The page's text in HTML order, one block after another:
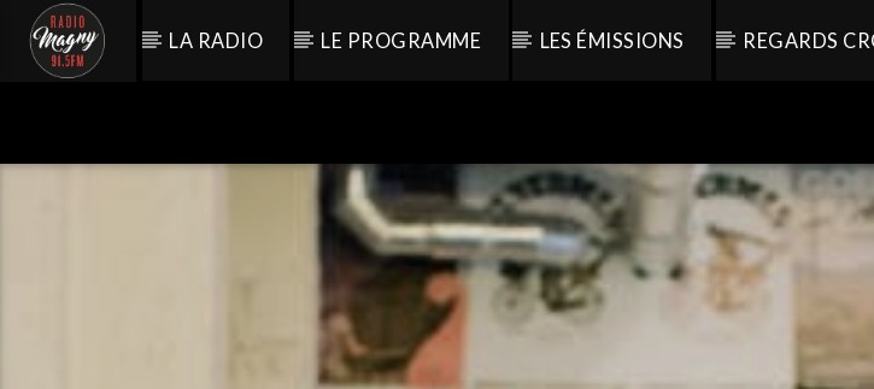
LA RADIO LE PROGRAMME LES ÉMISSIONS REGARDS